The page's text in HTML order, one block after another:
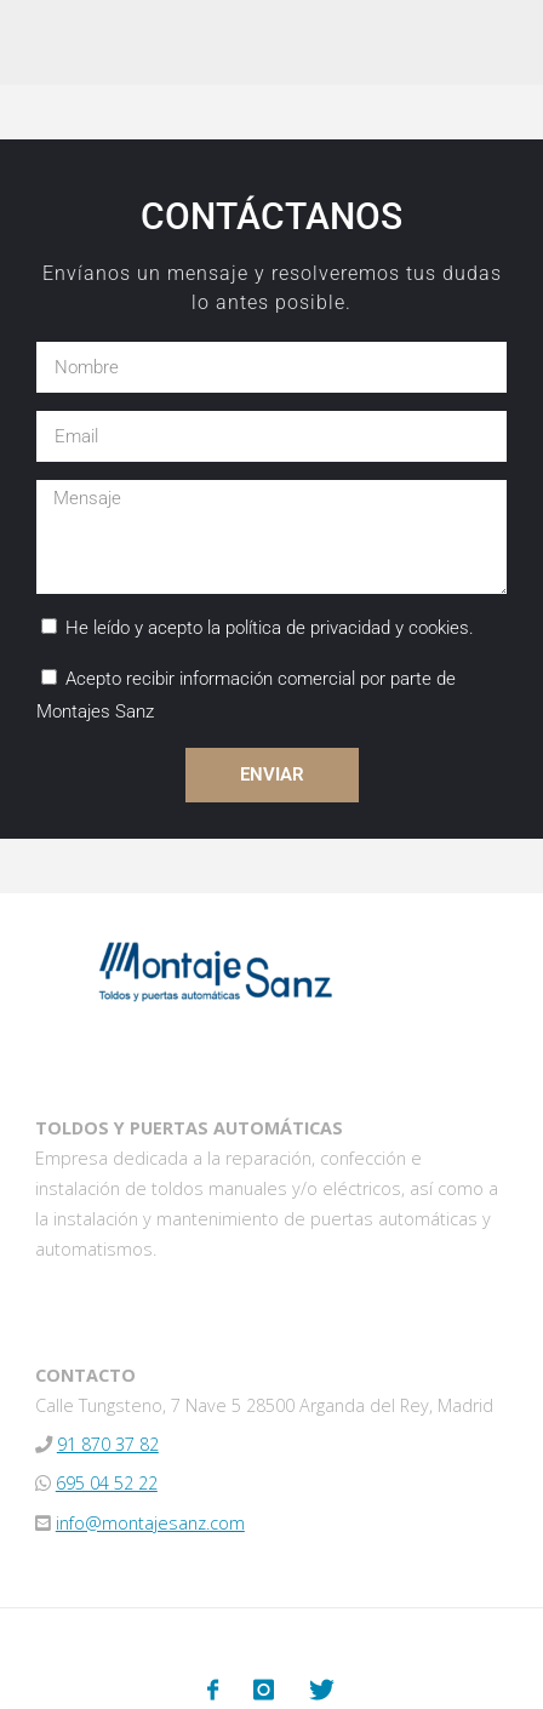
CONTÁCTANOS
Envíanos un mensaje y resolveremos tus dudas
lo antes posible.
He leído y acepto la política de privacidad y cookies.
Acepto recibir información comercial por parte de
Montajes Sanz
ENVIAR
TOLDOS Y PUERTAS AUTOMÁTICAS
Empresa dedicada a la reparación, confección e
instalación de toldos manuales y/o eléctricos, así como a
la instalación y mantenimiento de puertas automáticas y
automatismos.
CONTACTO
Calle Tungsteno, 7 Nave 5 28500 Arganda del Rey, Madrid
91 870 37 82
695 04 52 22
info@montajesanz.com